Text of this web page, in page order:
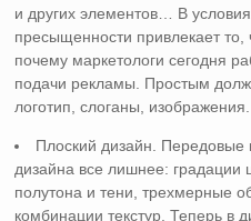
и других элементов… В
пресыщенности привлекает то,
почему маркетологи сегодня
подачи рекламы. Простым
логотип, слоганы,
Плоский дизайн.
дизайна все лишнее: градации
полутона и тени, трехмерные
комбинации текстур. Теперь в